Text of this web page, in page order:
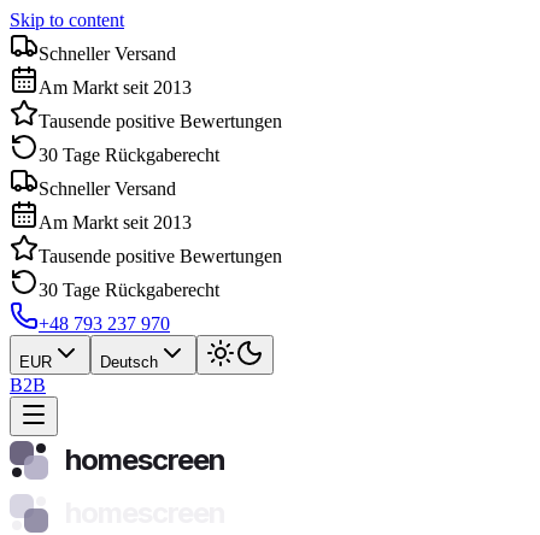
Skip to content
Schneller Versand
Am Markt seit 2013
Tausende positive Bewertungen
30 Tage Rückgaberecht
Schneller Versand
Am Markt seit 2013
Tausende positive Bewertungen
30 Tage Rückgaberecht
+48 793 237 970
EUR Deutsch
B2B
homescreen